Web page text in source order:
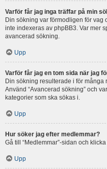
Varför får jag inga träffar på min
Din sökning var förmodligen för
inte indexeras av phpBB3. Var mer
avancerad sökning.
Upp
Varför får jag en tom sida när jag
Din sökning resulterade i för
Använd “Avancerad sökning” och
kategorier som ska sökas i.
Upp
Hur söker jag efter medlemmar?
Gå till “Medlemmar”-sidan och
Upp